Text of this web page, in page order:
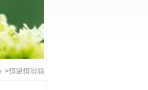
>恒温恒湿箱